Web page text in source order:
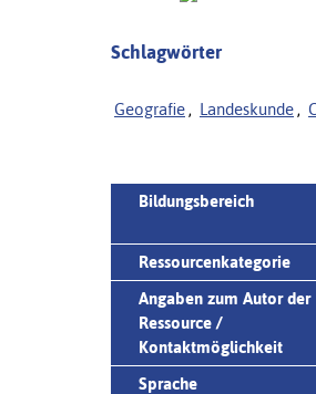
Schlagwörter
Geografie , Landeskunde ,
Bildungsbereich
Ressourcenkategorie
Angaben zum Autor der
Ressource /
Kontaktmöglichkeit
Sprache